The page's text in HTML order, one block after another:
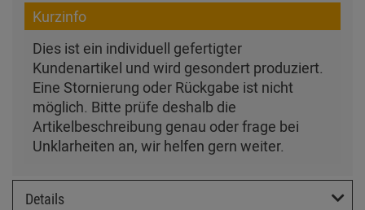
Kurzinfo
Dies ist ein individuell gefertigter
Kundenartikel und wird gesondert produziert.
Eine Stornierung oder Rückgabe ist nicht
möglich. Bitte prüfe deshalb die
Artikelbeschreibung genau oder frage bei
Unklarheiten an, wir helfen gern weiter.
Details